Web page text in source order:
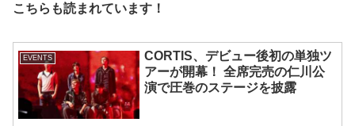
こちらも読まれています！
EVENTS
CORTIS、デビュー後初の単独ツ
アーが開幕！ 全席完売の仁川公
演で圧巻のステージを披露